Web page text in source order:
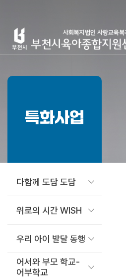
특화사업
다함께 도담 도담
위로의 시간 WISH
우리 아이 발달 동행
어서와 부모 학교-
어부학교